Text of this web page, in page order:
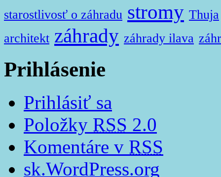
starostlivosť o záhradu stromy Thuja
architekt záhrady záhrady ilava
Prihlásenie
Prihlásiť sa
Položky RSS 2.0
Komentáre v RSS
sk.WordPress.org